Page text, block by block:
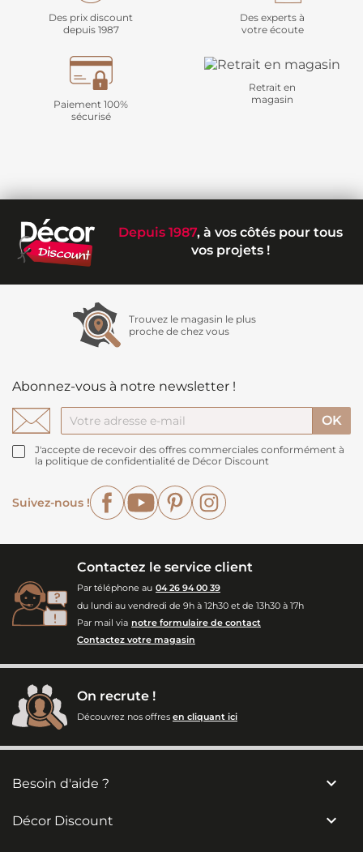
Des prix discount
depuis 1987
Des experts à
votre écoute
Paiement 100%
sécurisé
Retrait en
magasin
Depuis 1987, à vos côtés pour tous
vos projets !
Trouvez le magasin le plus
proche de chez vous
Abonnez-vous à notre newsletter !
J'accepte de recevoir des offres commerciales conformément à
la politique de confidentialité de Décor Discount
Suivez-nous !
FacebookYouTubePinterest
Contactez le service client
Par téléphone au 04 26 94 00 39
du lundi au vendredi de 9h à 12h30 et de 13h30 à 17h
Par mail via notre formulaire de contact
Contactez votre magasin
On recrute !
Découvrez nos offres en cliquant ici
Besoin d'aide ? 
Décor Discount 